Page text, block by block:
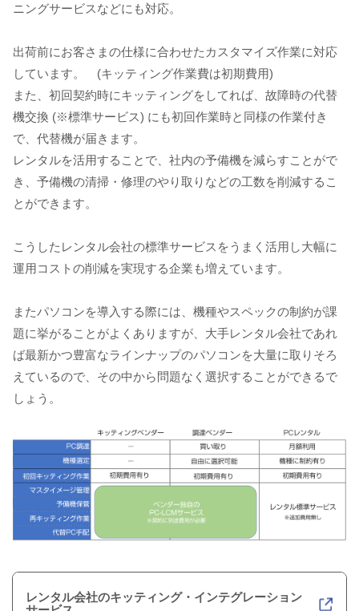
ニングサービスなどにも対応。
出荷前にお客さまの仕様に合わせたカスタマイズ作業に対応
しています。 (キッティング作業費は初期費用)
また、初回契約時にキッティングをしてれば、故障時の代替
機交換 (※標準サービス) にも初回作業時と同様の作業付き
で、代替機が届きます。
レンタルを活用することで、社内の予備機を減らすことがで
き、予備機の清掃・修理のやり取りなどの工数を削減するこ
とができます。
こうしたレンタル会社の標準サービスをうまく活用し大幅に
運用コストの削減を実現する企業も増えています。
またパソコンを導入する際には、機種やスペックの制約が課
題に挙がることがよくありますが、大手レンタル会社であれ
ば最新かつ豊富なラインナップのパソコンを大量に取りそろ
えているので、その中から問題なく選択することができるで
しょう。
レンタル会社のキッティング・インテグレーション